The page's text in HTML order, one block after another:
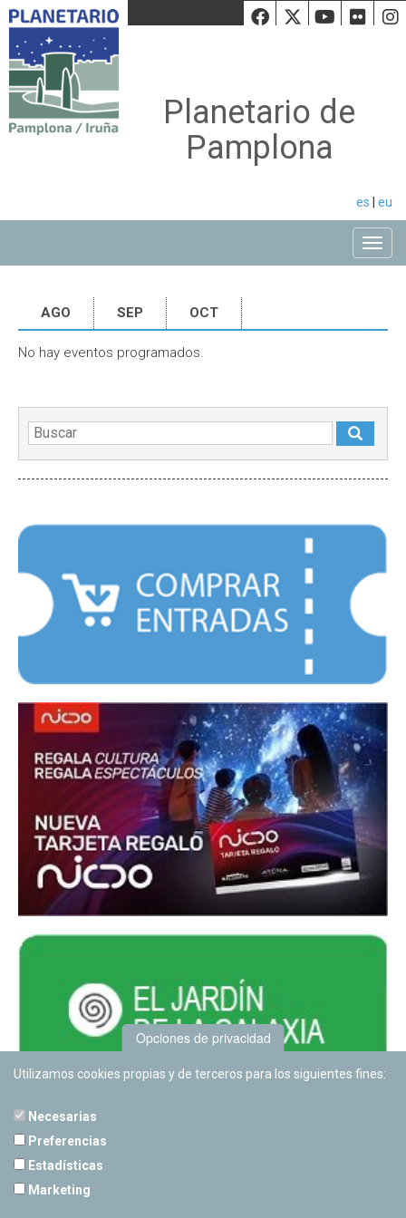
Facebook
Twiiter
Planetario de
Pamplona
es eu
AGO SEP OCT
No hay eventos programados.
Opciones de privacidad
Utilizamos cookies propias y de terceros para los siguientes fines:
Necesarias
Preferencias
Estadísticas
Marketing